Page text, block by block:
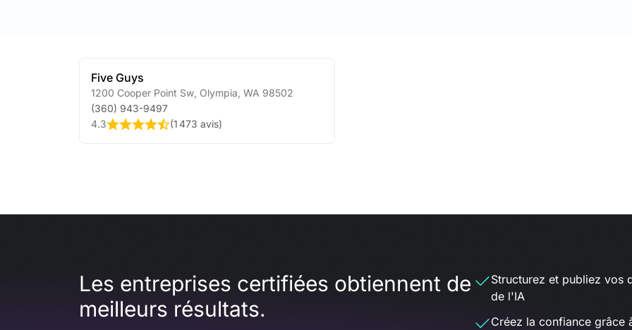
Five Guys
1200 Cooper Point Sw Olympia WA 98502
(360) 943-9497
4.3
(1 473 avis)
Les entreprises certifiées obtiennent de
meilleurs résultats.
Structurez et publiez vos
de l'IA
Créez la confiance grâce